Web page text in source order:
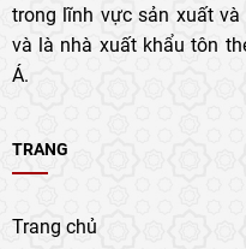
trong lĩnh vực sản xuất
và là nhà xuất khẩu tôn
Á.
TRANG
Trang chủ